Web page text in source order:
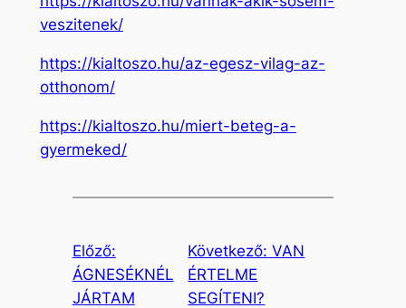
EMBED
veszitenek/
https://kialtoszo.hu/az-egesz-vilag-az-
otthonom/
https://kialtoszo.hu/miert-beteg-a-
gyermeked/
Előző:
ÁGNESÉKNÉL
JÁRTAM
Következő: VAN
ÉRTELME
SEGÍTENI?